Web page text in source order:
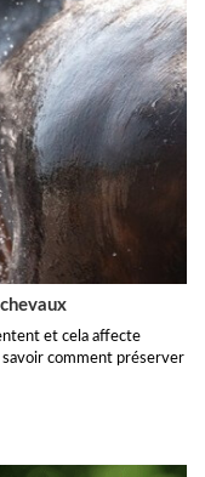
et cela affecte
savoir comment préserver